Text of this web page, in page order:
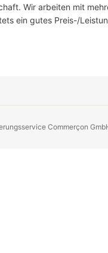
Wir arbeiten mit
ein gutes Preis-/
Commerçon